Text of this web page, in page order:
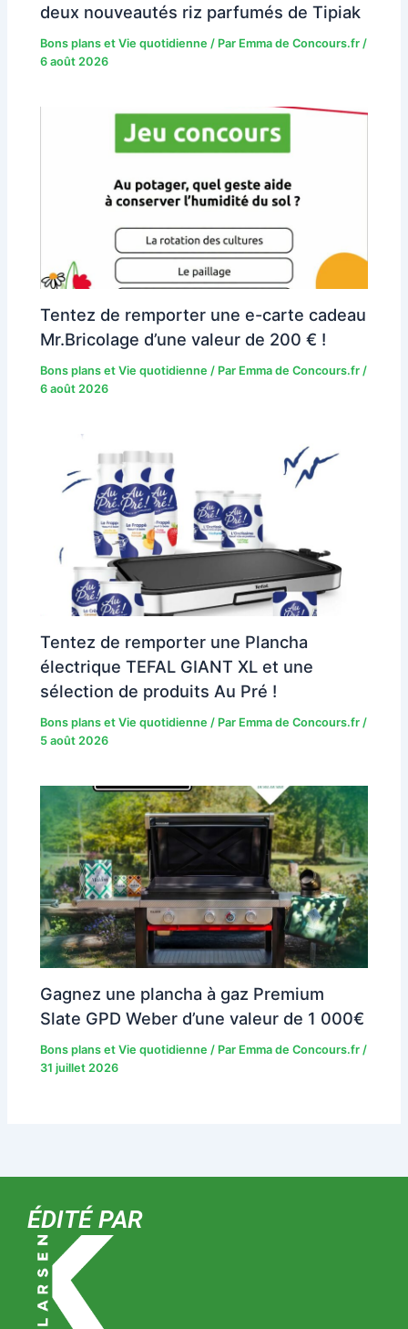
deux nouveautés riz parfumés de Tipiak
Bons plans et Vie quotidienne / Par Emma de Concours.fr /
6 août 2026
Tentez de remporter une e-carte cadeau
Mr.Bricolage d’une valeur de 200 € !
Bons plans et Vie quotidienne / Par Emma de Concours.fr /
6 août 2026
Tentez de remporter une Plancha
électrique TEFAL GIANT XL et une
sélection de produits Au Pré !
Bons plans et Vie quotidienne / Par Emma de Concours.fr /
5 août 2026
Gagnez une plancha à gaz Premium
Slate GPD Weber d’une valeur de 1 000€
Bons plans et Vie quotidienne / Par Emma de Concours.fr /
31 juillet 2026
ÉDITÉ PAR